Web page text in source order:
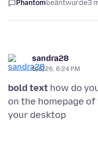
Phantombeäntwurde3
sandra28
5/6/26, 6:24 PM
bold text how do
on the homepage